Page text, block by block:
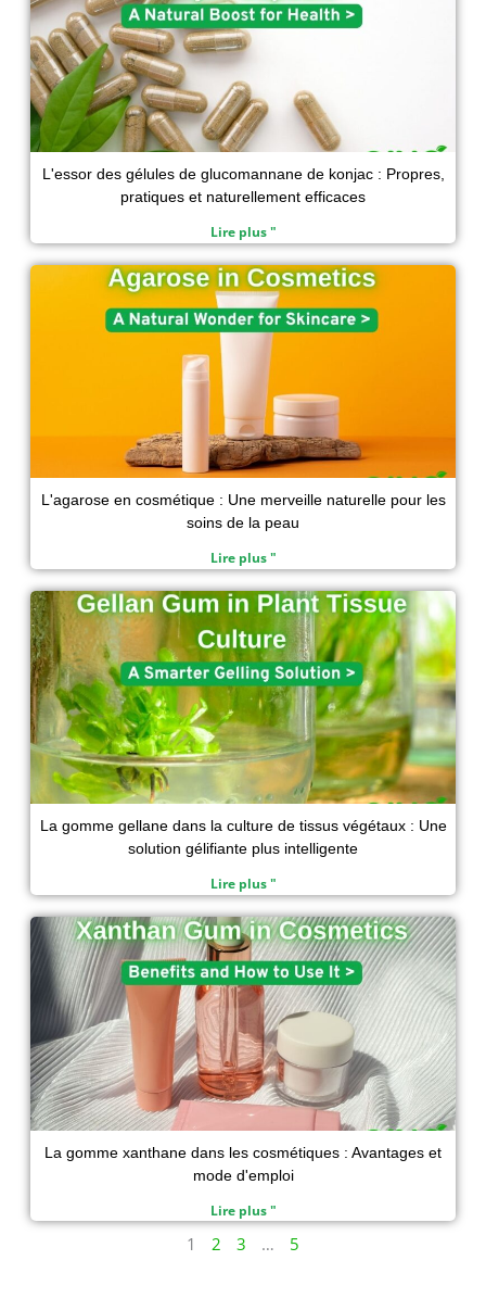
L'essor des gélules de glucomannane de konjac : Propres,
pratiques et naturellement efficaces
Lire plus "
L'agarose en cosmétique : Une merveille naturelle pour les
soins de la peau
Lire plus "
La gomme gellane dans la culture de tissus végétaux : Une
solution gélifiante plus intelligente
Lire plus "
La gomme xanthane dans les cosmétiques : Avantages et
mode d'emploi
Lire plus "
1 2 3 … 5